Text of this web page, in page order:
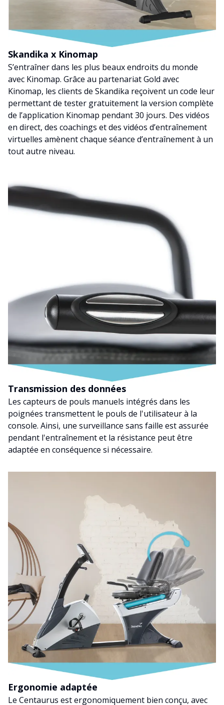
Skandika x Kinomap
S’entraîner dans les plus beaux endroits du monde
avec Kinomap. Grâce au partenariat Gold avec
Kinomap, les clients de Skandika reçoivent un code leur
permettant de tester gratuitement la version complète
de l’application Kinomap pendant 30 jours. Des vidéos
en direct, des coachings et des vidéos d’entraînement
virtuelles amènent chaque séance d’entraînement à un
tout autre niveau.
Transmission des données
Les capteurs de pouls manuels intégrés dans les
poignées transmettent le pouls de l'utilisateur à la
console. Ainsi, une surveillance sans faille est assurée
pendant l'entraînement et la résistance peut être
adaptée en conséquence si nécessaire.
Ergonomie adaptée
Le Centaurus est ergonomiquement bien conçu, avec